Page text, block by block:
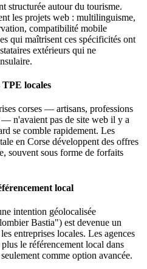
structurée autour du tourisme.
les projets web : multilinguisme,
compatibilité mobile
qui maîtrisent ces spécificités ont
extérieurs qui ne
locales
corses — artisans, professions
n'avaient pas de site web il y a
se comble rapidement. Les
en Corse développent des offres
souvent sous forme de forfaits
local
intention géolocalisée
Bastia") est devenue un
entreprises locales. Les agences
le référencement local dans
comme option avancée.